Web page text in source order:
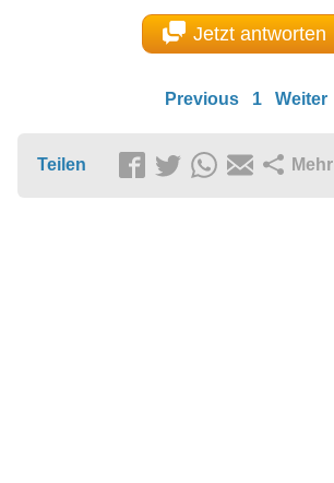
Jetzt antworten
Previous 1 Weiter
Teilen Mehr